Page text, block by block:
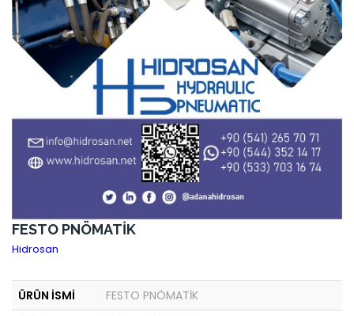
FESTO PNÖMATİK
Hidrosan
ÜRÜN İSMİ
FESTO PNÖMATİK